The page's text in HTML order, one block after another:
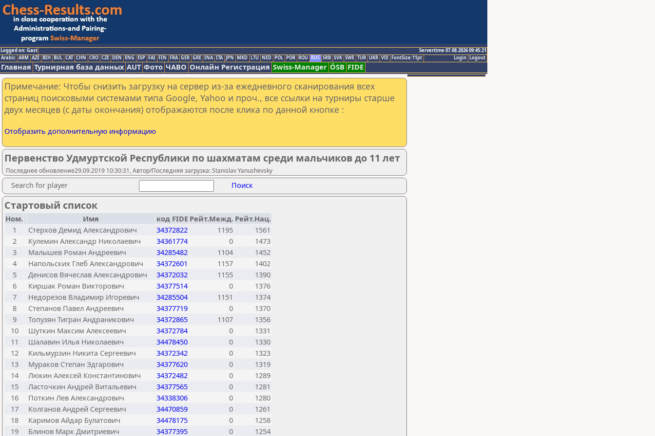
Logged on: Gast
Servertime 07.08.2026 09:45:21
Logout
Login
Arabic ARM AZE BIH BUL CAT CHN CRO CZE DEN ENG ESP FAI FIN FRA GER GRE INA ITA JPN MKD LTU NED POL POR ROU RUS SRB SVK SWE TUR UKR VIE FontSize:11pt
Главная Турнирная база данных AUT Фото ЧАВО Онлайн Регистрация Swiss-Manager ÖSB FIDE
Примечание: Чтобы снизить загрузку на сервер из-за ежедневного сканирования всех
страниц поисковыми системами типа Google, Yahoo и проч., все ссылки на турниры старше
двух месяцев (с даты окончания) отображаются после клика по данной кнопке :
Отобразить дополнительную информацию
Первенство Удмуртской Республики по шахматам среди мальчиков до 11 лет
Последнее обновление29.09.2019 10:30:31, Автор/Последняя загрузка: Stanislav Yanushevsky
Search for player Поиск
Стартовый список
Ном. Имя код FIDE Рейт.Межд. Рейт.Нац.
1
Стерхов Демид Александрович 34372822 1195
1561
2
Кулемин Александр Николаевич 34361774 0
1473
3
Малышев Роман Андреевич 34285482 1104
1452
4
Напольских Глеб Александрович 34372601 1157
1402
5
Денисов Вячеслав Александрович 34372032 1155
1390
6
Киршак Роман Викторович 34377514 0
1376
7
Недорезов Владимир Игоревич 34285504 1151
1374
8
Степанов Павел Андреевич 34377719 0
1370
9
Топузян Тигран Андраникович 34372865 1107
1356
10
Шуткин Максим Алексеевич 34372784 0
1331
11
Шалавин Илья Николаевич 34478450 0
1330
12
Кильмурзин Никита Сергеевич 34372342 0
1323
13
Мураков Степан Эдгарович 34377620 0
1319
14
Люкин Алексей Константинович 34372482 0
1289
15
Ласточкин Андрей Витальевич 34377565 0
1281
16
Поткин Лев Александрович 34338306 0
1280
17
Колганов Андрей Сергеевич 34470859 0
1261
18
Каримов Айдар Булатович 34478175 0
1258
19
Блинов Марк Дмитриевич 34377395 0 1254